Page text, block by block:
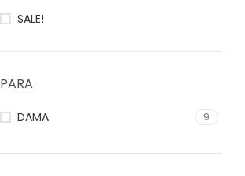
SALE!
PARA
DAMA 9